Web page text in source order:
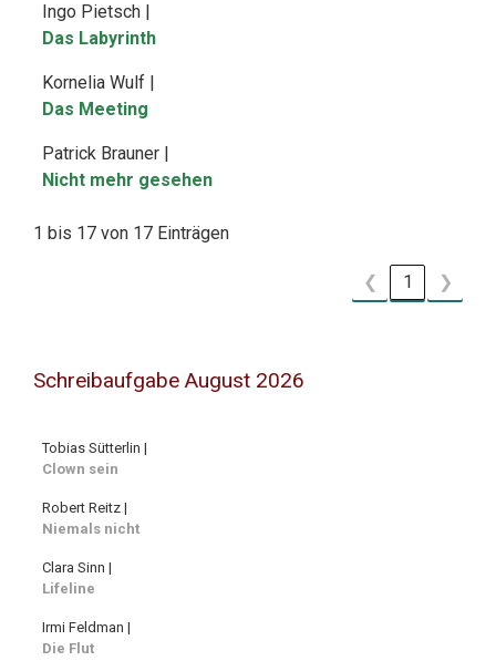
Ingo Pietsch |
Das Labyrinth
Kornelia Wulf |
Das Meeting
Patrick Brauner |
Nicht mehr gesehen
1 bis 17 von 17 Einträgen
❮ 1 ❯
Schreibaufgabe August 2026
Tobias Sütterlin |
Clown sein
Robert Reitz |
Niemals nicht
Clara Sinn |
Lifeline
Irmi Feldman |
Die Flut